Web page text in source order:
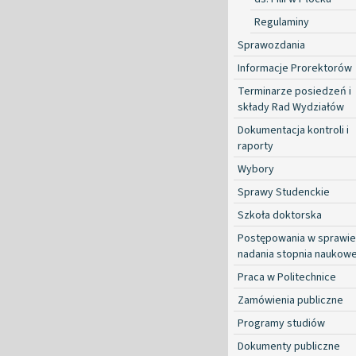
Regulaminy
Sprawozdania
Informacje Prorektorów
Terminarze posiedzeń i
składy Rad Wydziałów
Dokumentacja kontroli i
raporty
Wybory
Sprawy Studenckie
Szkoła doktorska
Postępowania w sprawie
nadania stopnia
Praca w Politechnice
Zamówienia publiczne
Programy studiów
Dokumenty publiczne